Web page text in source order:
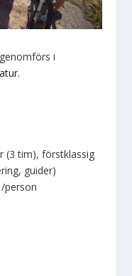
i
(3 tim), förstklassig
guider)
person